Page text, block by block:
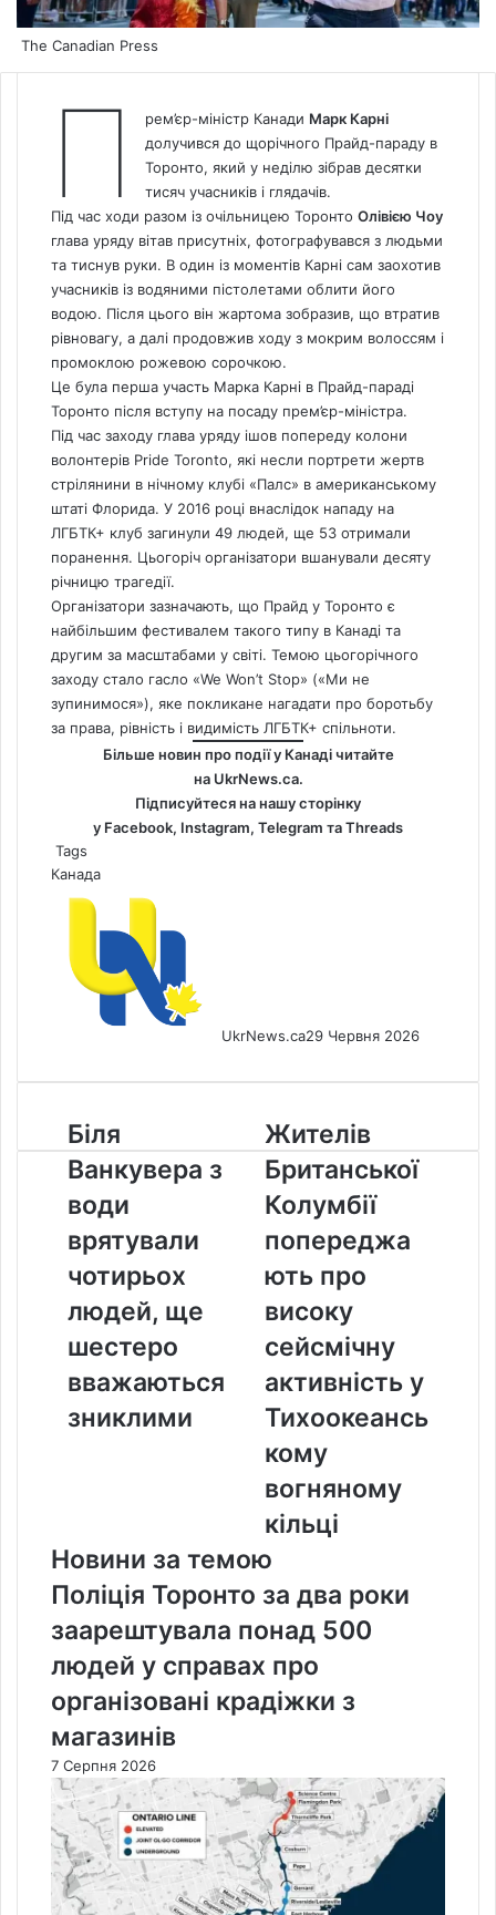
The Canadian Press
П рем’єр-міністр Канади Марк Карні
долучився до щорічного Прайд-параду в
Торонто, який у неділю зібрав десятки
тисяч учасників і глядачів.
Під час ходи разом із очільницею Торонто Олівією Чоу
глава уряду вітав присутніх, фотографувався з людьми
та тиснув руки. В один із моментів Карні сам заохотив
учасників із водяними пістолетами облити його
водою. Після цього він жартома зобразив, що втратив
рівновагу, а далі продовжив ходу з мокрим волоссям і
промоклою рожевою сорочкою.
Це була перша участь Марка Карні в Прайд-параді
Торонто після вступу на посаду прем’єр-міністра.
Під час заходу глава уряду ішов попереду колони
волонтерів Pride Toronto, які несли портрети жертв
стрілянини в нічному клубі «Палс» в американському
штаті Флорида. У 2016 році внаслідок нападу на
ЛГБТК+ клуб загинули 49 людей, ще 53 отримали
поранення. Цьогоріч організатори вшанували десяту
річницю трагедії.
Організатори зазначають, що Прайд у Торонто є
найбільшим фестивалем такого типу в Канаді та
другим за масштабами у світі. Темою цьогорічного
заходу стало гасло «We Won’t Stop» («Ми не
зупинимося»), яке покликане нагадати про боротьбу
за права, рівність і видимість ЛГБТК+ спільноти.
Більше новин про події у Канаді читайте
на UkrNews.ca.
Підписуйтеся на нашу сторінку
у Facebook, Instagram, Telegram таThreads
Tags
Канада
UkrNews.ca29 Червня 2026
Біля
Ванкувера
з
води
врятували
чотирьох
ще
шестеро
зниклими
Біля
Ванкувера з
води
врятували
чотирьох
людей, ще
шестеро
вважаються
зниклими
Жителів
Британської
Колумбії
попереджають
про
високу
активність
у
Тихоокеанському
вогняному
кільці
Жителів
Британської
Колумбії
попереджа
ють про
високу
сейсмічну
активність у
Тихоокеансь
кому
вогняному
кільці
Новини за темою
Поліція Торонто за два роки
заарештувала понад 500
людей у справах про
організовані крадіжки з
магазинів
7 Серпня 2026